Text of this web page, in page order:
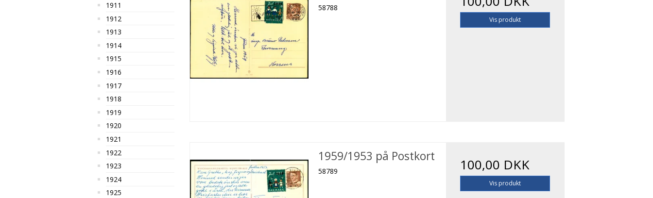
1911
1912
1913
1914
1915
1916
1917
1918
1919
1920
1921
1922
1923
1924
1925
58788
Vis produkt
1959/1953 på Postkort
58789 100,00 DKK
Vis produkt